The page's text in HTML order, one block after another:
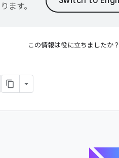
ます。
この情報は役に立ちましたか？